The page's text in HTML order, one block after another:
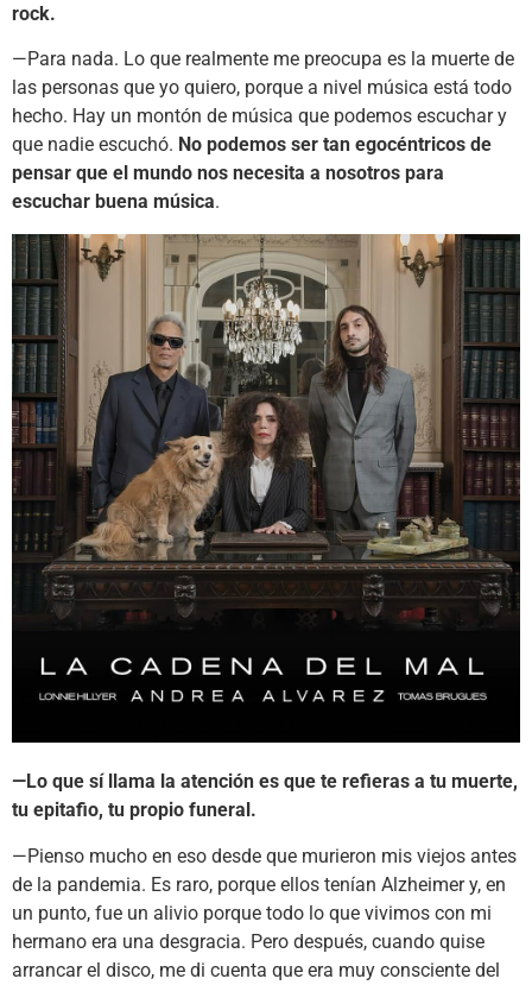
rock.
—Para nada. Lo que realmente me preocupa es la muerte de
las personas que yo quiero, porque a nivel música está todo
hecho. Hay un montón de música que podemos escuchar y
que nadie escuchó. No podemos ser tan egocéntricos de
pensar que el mundo nos necesita a nosotros para
escuchar buena música.
—Lo que sí llama la atención es que te refieras a tu muerte,
tu epitafio, tu propio funeral.
—Pienso mucho en eso desde que murieron mis viejos antes
de la pandemia. Es raro, porque ellos tenían Alzheimer y, en
un punto, fue un alivio porque todo lo que vivimos con mi
hermano era una desgracia. Pero después, cuando quise
arrancar el disco, me di cuenta que era muy consciente del